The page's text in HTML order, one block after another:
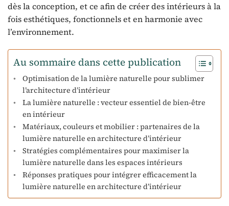
dès la conception, et ce afin de créer des intérieurs à la
fois esthétiques, fonctionnels et en harmonie avec
l’environnement.
Au sommaire dans cette publication
Optimisation de la lumière naturelle pour sublimer
l’architecture d’intérieur
La lumière naturelle : vecteur essentiel de bien-être
en intérieur
Matériaux, couleurs et mobilier : partenaires de la
lumière naturelle en architecture d’intérieur
Stratégies complémentaires pour maximiser la
lumière naturelle dans les espaces intérieurs
Réponses pratiques pour intégrer efficacement la
lumière naturelle en architecture d’intérieur